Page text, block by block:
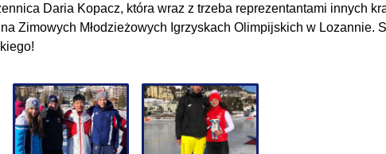
Daria Kopacz, która wraz z trzeba reprezentantami innych
Zimowych Młodzieżowych Igrzyskach Olimpijskich w Lozannie.